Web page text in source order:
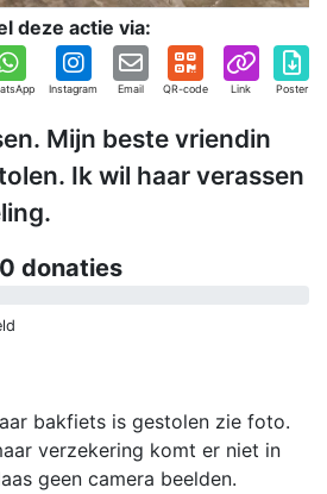
deze actie via:
Instagram Email QR-code Link Poster
Mijn beste vriendin
Ik wil haar verassen
0 donaties
bakfiets is gestolen zie foto.
verzekering komt er niet in
geen camera beelden.